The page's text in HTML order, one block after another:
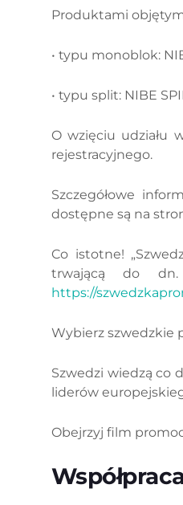
Produktami
• typu monoblok:
• typu split: NIBE
O wzięciu udziału
rejestracyjnego.
Szczegółowe
dostępne są na
Co istotne!
trwającą do dn.
https://
Wybierz szwedzkie
Szwedzi wiedzą co
liderów
Obejrzyj film